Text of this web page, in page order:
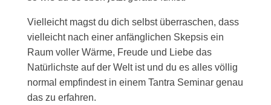
Vielleicht magst du dich selbst überraschen, dass
vielleicht nach einer anfänglichen Skepsis ein
Raum voller Wärme, Freude und Liebe das
Natürlichste auf der Welt ist und du es alles völlig
normal empfindest in einem Tantra Seminar genau
das zu erfahren.